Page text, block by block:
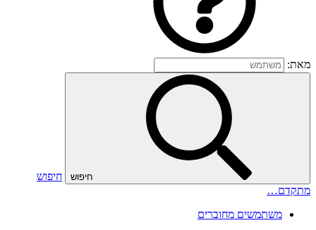
מאת:
חיפוש
חיפוש
מתקדם…
משתמשים מחוברים